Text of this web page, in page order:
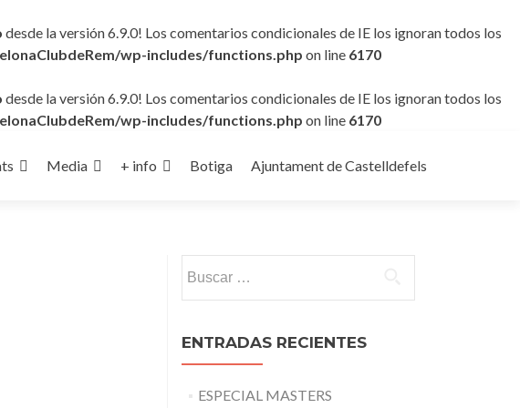
desde la versión 6.9.0! Los comentarios condicionales de IE los ignoran todos los
wp-includes/functions.php on line 6170
desde la versión 6.9.0! Los comentarios condicionales de IE los ignoran todos los
wp-includes/functions.php on line 6170
Media + info Botiga Ajuntament de Castelldefels
ENTRADAS RECIENTES
ESPECIAL MASTERS